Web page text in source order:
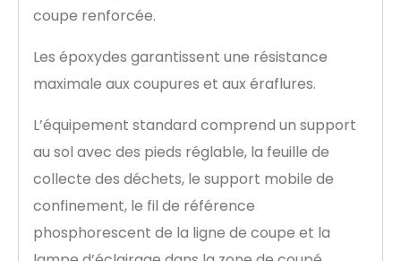
coupe renforcée.
Les époxydes garantissent une résistance
maximale aux coupures et aux éraflures.
L’équipement standard comprend un support
au sol avec des pieds réglable, la feuille de
collecte des déchets, le support mobile de
confinement, le fil de référence
phosphorescent de la ligne de coupe et la